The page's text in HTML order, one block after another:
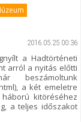
2016.05.25 00:36
a Hadtörténeti
arról a nyitás előtti
beszámoltunk
a két emeletre
kitöréséhez
a teljes időszakot